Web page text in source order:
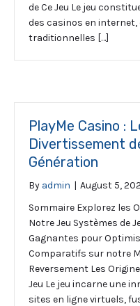
de Ce Jeu Le jeu
des casinos en
traditionnelles […]
PlayMe Casino :
Divertissement
Génération
By admin | August 5,
Sommaire Explorez les
Notre Jeu Systèmes de
Gagnantes pour
Comparatifs sur notre
Reversement Les
Jeu Le jeu incarne une
sites en ligne virtuels,